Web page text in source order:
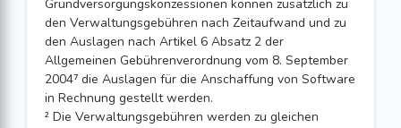
Grundversorgungskonzessionen können zusätzlich zu
den Verwaltungsgebühren nach Zeitaufwand und zu
den Auslagen nach Artikel 6 Absatz 2 der
Allgemeinen Gebührenverordnung vom 8. September
2004⁷ die Aus­lagen für die Anschaffung von Software
in Rechnung gestellt werden.
² Die Verwaltungsgebühren werden zu gleichen